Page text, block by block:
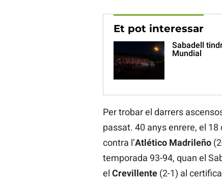
Et pot interessar
Sabadell
Mundial
Per trobar el darrers
passat. 40 anys enrere, el
contra l’Atlético Madrileño
temporada 93-94, quan el
el Crevillente(2-1) al